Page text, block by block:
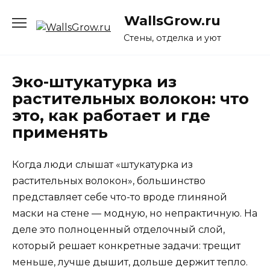
содержанию
WallsGrow.ru
Стены, отделка и уют
Эко-штукатурка из
растительных волокон: что
это, как работает и где
применять
Когда люди слышат «штукатурка из
растительных волокон», большинство
представляет себе что-то вроде глиняной
маски на стене — модную, но непрактичную. На
деле это полноценный отделочный слой,
который решает конкретные задачи: трещит
меньше, лучше дышит, дольше держит тепло.